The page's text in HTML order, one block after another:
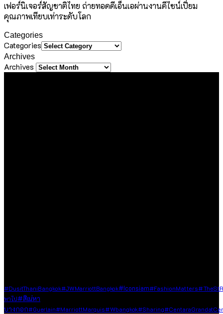
เฟอร์นิเจอร์สัญชาติไทย ถ่ายทอดดีเอ็นเอผ่านงานดีไซน์เปี่ยม
คุณภาพเทียบเท่าระดับโลก
Categories
Categories
Archives
Archives
#DusitThaniBangkok#JWMarriottBangkok#Iconsiam#FashionMatters
พาไป#สิเน่หา
บางกอก#Guerlain#MarriottMarquis#wbangkok#Sharing